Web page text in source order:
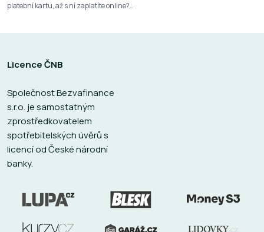
platební kartu, až s ní zaplatíte online?
Licence ČNB
Společnost Bezvafinance
s.r.o. je samostatným
zprostředkovatelem
spotřebitelských úvěrů s
licencí od České národní
banky.